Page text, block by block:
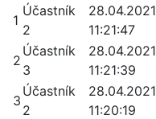
1
Účastník
2
28.04.2021
11:21:47
2
Účastník
3
28.04.2021
11:21:39
3
Účastník
2
28.04.2021
11:20:19